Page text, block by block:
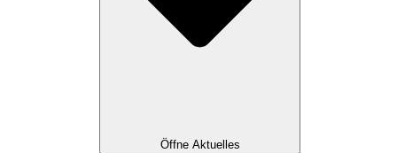
Öffne Aktuelles